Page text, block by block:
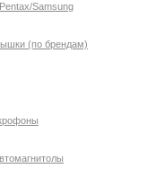
Samsung
(по брендам)